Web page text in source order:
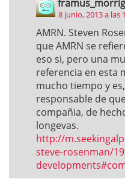
8 junio, 2013 a las
AMRN. Steven
que AMRN se
eso si, pero una
referencia en esta
mucho tiempo y
responsable de
compañia, de
longevas.
http://
steve-rosenman/